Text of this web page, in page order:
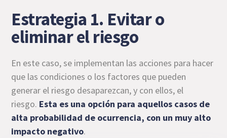
Estrategia 1. Evitar o
eliminar el riesgo
En este caso, se implementan las acciones para hacer
que las condiciones o los factores que pueden
generar el riesgo desaparezcan, y con ellos, el
riesgo. Esta es una opción para aquellos casos de
alta probabilidad de ocurrencia, con un muy alto
impacto negativo.